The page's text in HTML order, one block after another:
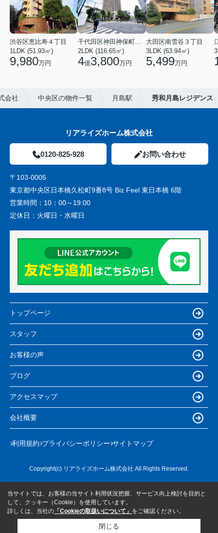
渋谷区恵比寿４丁目
1LDK (51.93㎡)
9,980万円
千代田区神田神保町１丁目
2LDK (116.65㎡)
4億3,800万円
大田区南雪谷３丁目
3LDK (63.94㎡)
5,499万円
会社 中央区の物件一覧 月島駅 秀和月島レジデンス
リアライズホーム株式会社
0120-825-928 お問い合わせ
〒103-0005
東京都中央区日本橋久松町9番8号 Biz Feel 東日本橋 6階
営業時間： 10：00～19:00
定休日： 火曜日・水曜日
トップページ
スタッフ
お客様の声
ブログ
アクセスマップ
会社概要
利用規約 プライバシーポリシー サイトマップ
Copyright(c) リアライズホーム株式会社 All Rights Reserved.
当サイトでは、お客様の当サイト利用状況把握、サービス向上検討を目的と
して、クッキー（Cookie）を使用しています。
詳しくは、当社の 「Cookieの取扱いについて」 をご確認ください。
閉じる